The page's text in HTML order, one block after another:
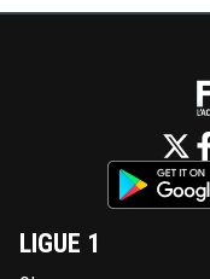
LIGUE 1